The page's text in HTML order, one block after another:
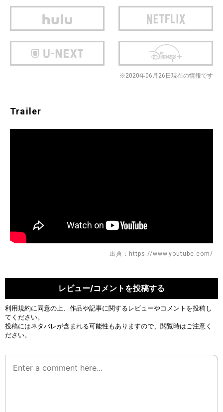
※2020年06月26日現在の情報です
Trailer
出典：https://www.youtube.com/
レビュー/コメントを投稿する
利用規約に同意の上、作品や記事に関するレビューやコメントを投稿し
てください。
投稿にはネタバレが含まれる可能性もありますので、閲覧時はご注意く
ださい。